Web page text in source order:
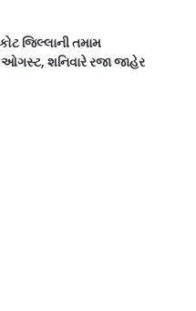
જિલ્લાની તમામ
શનિવારે રજા જાહેર